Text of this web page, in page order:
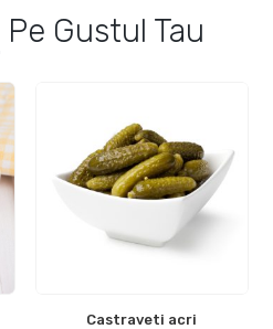
Pe Gustul Tau
Castraveti acri